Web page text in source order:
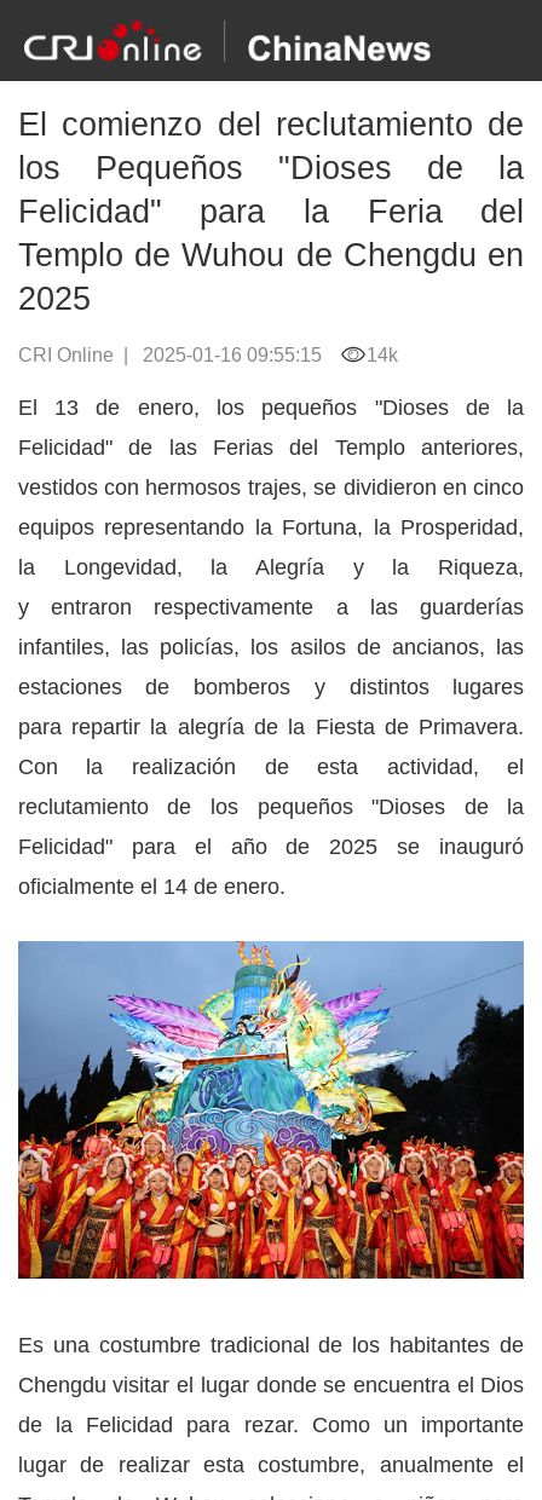
El comienzo del reclutamiento de
los Pequeños "Dioses de la
Felicidad" para la Feria del
Templo de Wuhou de Chengdu en
2025
CRI Online | 2025-01-16 09:55:15 14k
El 13 de enero, los pequeños "Dioses de la
Felicidad" de las Ferias del Templo anteriores,
vestidos con hermosos trajes, se dividieron en cinco
equipos representando la Fortuna, la Prosperidad,
la Longevidad, la Alegría y la Riqueza,
y entraron respectivamente a las guarderías
infantiles, las policías, los asilos de ancianos, las
estaciones de bomberos y distintos lugares
para repartir la alegría de la Fiesta de Primavera.
Con la realización de esta actividad, el
reclutamiento de los pequeños "Dioses de la
Felicidad" para el año de 2025 se inauguró
oficialmente el 14 de enero.
Es una costumbre tradicional de los habitantes de
Chengdu visitar el lugar donde se encuentra el Dios
de la Felicidad para rezar. Como un importante
lugar de realizar esta costumbre, anualmente el